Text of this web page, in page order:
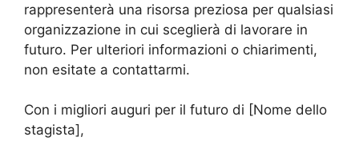
rappresenterà una risorsa preziosa per qualsiasi
organizzazione in cui sceglierà di lavorare in
futuro. Per ulteriori informazioni o chiarimenti,
non esitate a contattarmi.
Con i migliori auguri per il futuro di [Nome dello
stagista],